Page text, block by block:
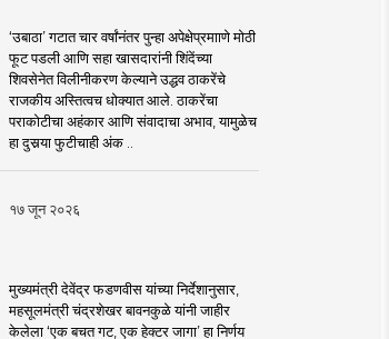
‘उबाठा’ गटात चार वर्षांनंतर पुन्हा अपेक्षेप्रमााणे मोठी
फूट पडली आणि सहा खासदारांनी शिंदेंच्या
शिवसेनेत विलीनीकरण केल्याने उद्धव ठाकरेंचे
राजकीय अस्तित्वच धोक्यात आले. ठाकरेंचा
पराकोटीचा अहंकार आणि संवादाचा अभाव, यामुळेच
हा दुसर्‍या फुटीचाही अंक ..
१७ जून २०२६
मुख्यमंत्री देवेंद्र फडणवीस यांच्या निर्देशानुसार,
महसूलमंत्री चंद्रशेखर बावनकुळे यांनी जाहीर
केलेला ‘एक बचत गट, एक हेक्टर जागा’ हा निर्णय